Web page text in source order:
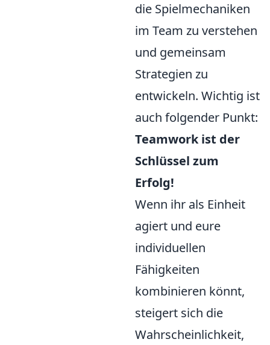
die Spielmechaniken
im Team zu verstehen
und gemeinsam
Strategien zu
entwickeln. Wichtig ist
auch folgender Punkt:
Teamwork ist der
Schlüssel zum
Erfolg!
Wenn ihr als Einheit
agiert und eure
individuellen
Fähigkeiten
kombinieren könnt,
steigert sich die
Wahrscheinlichkeit,